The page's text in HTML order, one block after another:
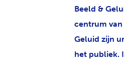
Beeld &
centrum
Geluid zijn
het publiek.